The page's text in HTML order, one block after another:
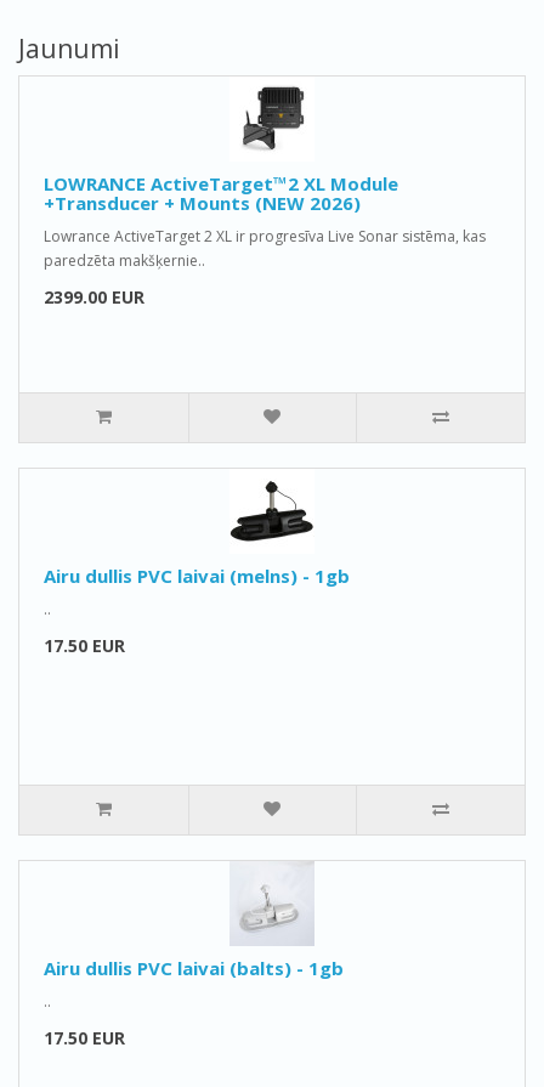
Jaunumi
LOWRANCE ActiveTarget™2 XL Module
+Transducer + Mounts (NEW 2026)
Lowrance ActiveTarget 2 XL ir progresīva Live Sonar sistēma, kas
paredzēta makšķernie..
2399.00 EUR
Airu dullis PVC laivai (melns) - 1gb
..
17.50 EUR
Airu dullis PVC laivai (balts) - 1gb
..
17.50 EUR